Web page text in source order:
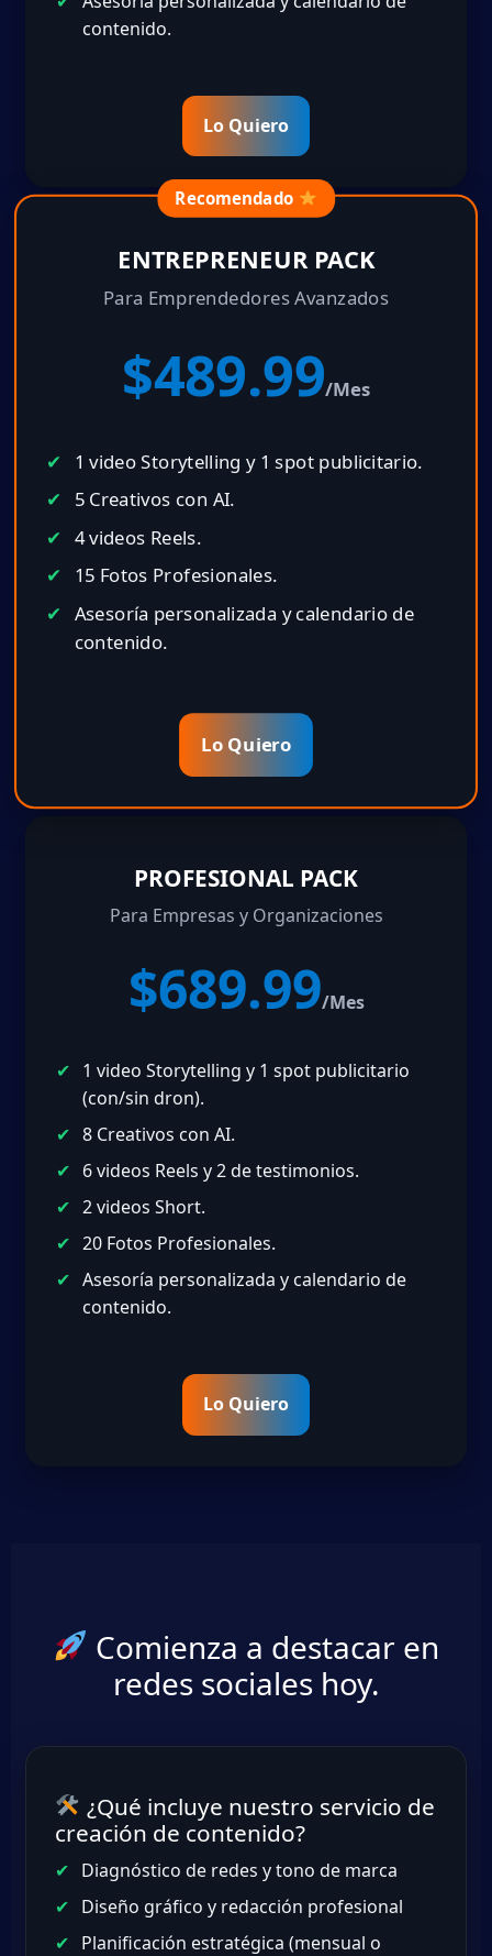
contenido.
Lo Quiero
Recomendado
ENTREPRENEUR PACK
Para Emprendedores Avanzados
$489.99/Mes
1 video Storytelling y 1 spot publicitario.
5 Creativos con AI.
4 videos Reels.
15 Fotos Profesionales.
Asesoría personalizada y calendario de
contenido.
Lo Quiero
PROFESIONAL PACK
Para Empresas y Organizaciones
$689.99/Mes
1 video Storytelling y 1 spot publicitario
(con/sin dron).
8 Creativos con AI.
6 videos Reels y 2 de testimonios.
2 videos Short.
20 Fotos Profesionales.
Asesoría personalizada y calendario de
contenido.
Lo Quiero
Comienza a destacar en
redes sociales hoy.
¿Qué incluye nuestro servicio de
creación de contenido?
Diagnóstico de redes y tono de marca
Diseño gráfico y redacción profesional
Planificación estratégica (mensual o